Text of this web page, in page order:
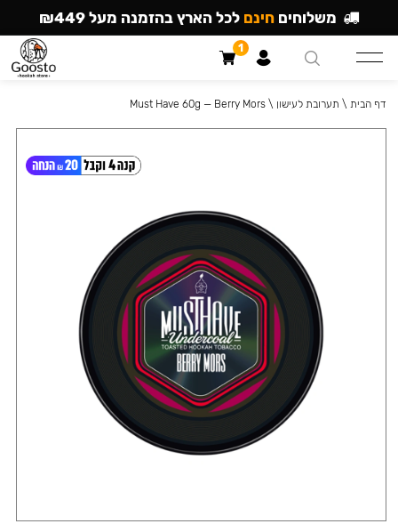
דף הבית \ תערובת לעישון \
Must Have 60g — Berry Mors
משלוחים חינם לכל הארץ בהזמנה מעל ₪449
1